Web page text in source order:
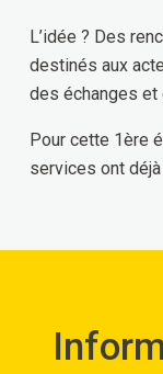
L’idée ? Des
destinés aux
des échanges et
Pour cette 1ère
services ont